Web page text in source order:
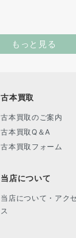
もっと見る
古本買取
古本買取のご案内
古本買取Q＆A
古本買取フォーム
当店について
当店について・アクセ
ス